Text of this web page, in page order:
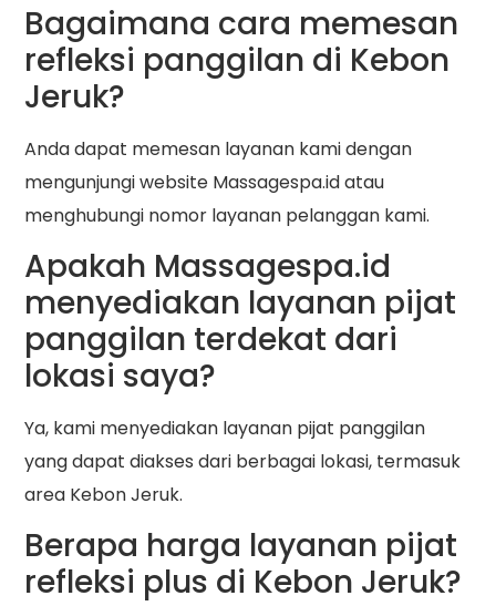
Bagaimana cara memesan
refleksi panggilan di Kebon
Jeruk?
Anda dapat memesan layanan kami dengan
mengunjungi website Massagespa.id atau
menghubungi nomor layanan pelanggan kami.
Apakah Massagespa.id
menyediakan layanan pijat
panggilan terdekat dari
lokasi saya?
Ya, kami menyediakan layanan pijat panggilan
yang dapat diakses dari berbagai lokasi, termasuk
area Kebon Jeruk.
Berapa harga layanan pijat
refleksi plus di Kebon Jeruk?